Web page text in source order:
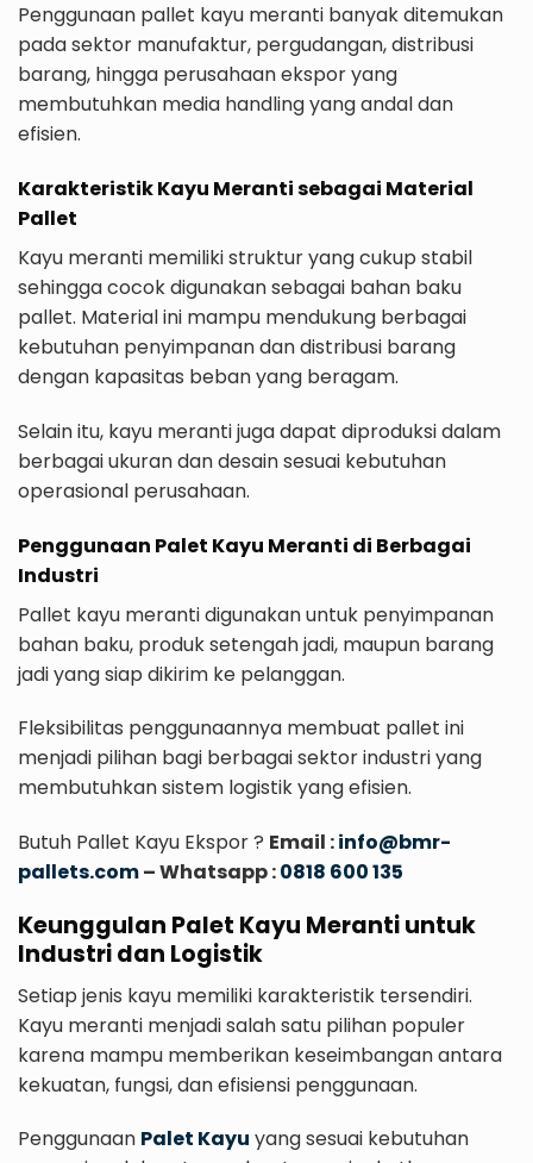
Penggunaan pallet kayu meranti banyak ditemukan
pada sektor manufaktur, pergudangan, distribusi
barang, hingga perusahaan ekspor yang
membutuhkan media handling yang andal dan
efisien.
Karakteristik Kayu Meranti sebagai Material
Pallet
Kayu meranti memiliki struktur yang cukup stabil
sehingga cocok digunakan sebagai bahan baku
pallet. Material ini mampu mendukung berbagai
kebutuhan penyimpanan dan distribusi barang
dengan kapasitas beban yang beragam.
Selain itu, kayu meranti juga dapat diproduksi dalam
berbagai ukuran dan desain sesuai kebutuhan
operasional perusahaan.
Penggunaan Palet Kayu Meranti di Berbagai
Industri
Pallet kayu meranti digunakan untuk penyimpanan
bahan baku, produk setengah jadi, maupun barang
jadi yang siap dikirim ke pelanggan.
Fleksibilitas penggunaannya membuat pallet ini
menjadi pilihan bagi berbagai sektor industri yang
membutuhkan sistem logistik yang efisien.
Butuh Pallet Kayu Ekspor ? Email :info@bmr-
pallets.com– Whatsapp :0818 600 135
Keunggulan Palet Kayu Meranti untuk
Industri dan Logistik
Setiap jenis kayu memiliki karakteristik tersendiri.
Kayu meranti menjadi salah satu pilihan populer
karena mampu memberikan keseimbangan antara
kekuatan, fungsi, dan efisiensi penggunaan.
Penggunaan Palet Kayu yang sesuai kebutuhan